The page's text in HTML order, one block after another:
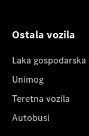
Ostala vozila
Laka gospodarska
Unimog
Teretna vozila
Autobusi